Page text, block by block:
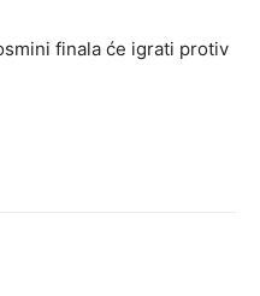
finala će igrati protiv